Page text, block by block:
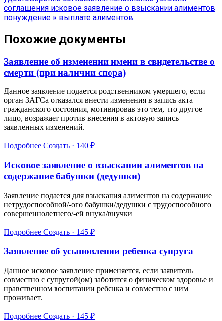
соглашения исковое заявление о взыскании алиментов
понуждение к выплате алиментов
Похожие документы
Заявление об изменении имени в свидетельстве о
смерти (при наличии спора)
Данное заявление подается родственником умершего, если
орган ЗАГСа отказался внести изменения в запись акта
гражданского состояния, мотивировав это тем, что другое
лицо, возражает против внесения в актовую запись
заявленных изменений.
Подробнее Создать · 140 ₽
Исковое заявление о взыскании алиментов на
содержание бабушки (дедушки)
Заявление подается для взыскания алиментов на содержание
нетрудоспособной/-ого бабушки/дедушки с трудоспособного
совершеннолетнего/-ей внука/внучки
Подробнее Создать · 145 ₽
Заявление об усыновлении ребенка супруга
Данное исковое заявление применяется, если заявитель
совместно с супругой(ом) заботится о физическом здоровье и
нравственном воспитании ребенка и совместно с ним
проживает.
Подробнее Создать · 145 ₽